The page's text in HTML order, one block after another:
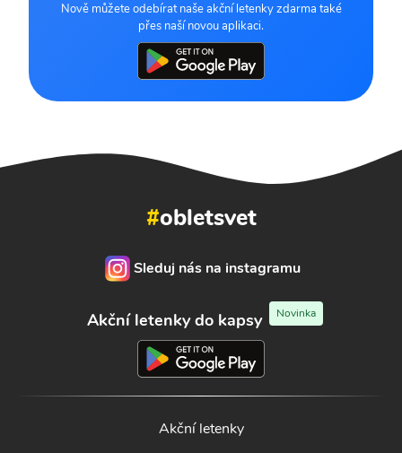
Nově můžete odebírat naše akční letenky zdarma také
přes naší novou aplikaci.
#obletsvet
Sleduj nás na instagramu
Akční letenky do kapsy Novinka
Akční letenky